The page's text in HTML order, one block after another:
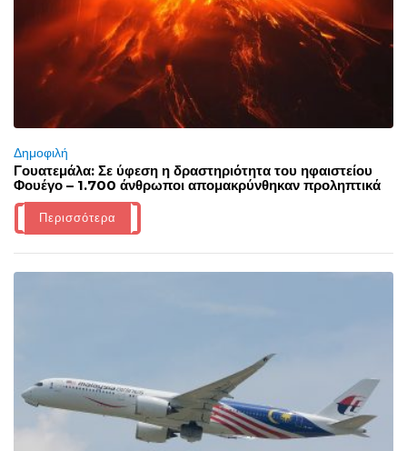
Δημοφιλή
Γουατεμάλα: Σε ύφεση η δραστηριότητα του ηφαιστείου
Φουέγο – 1.700 άνθρωποι απομακρύνθηκαν προληπτικά
Περισσότερα